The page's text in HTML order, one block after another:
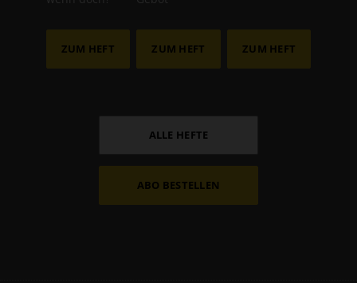
ZUM HEFT ZUM HEFT ZUM HEFT
ALLE HEFTE
ABO BESTELLEN